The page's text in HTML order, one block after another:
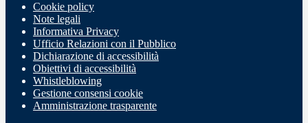
Cookie policy
Note legali
Informativa Privacy
Ufficio Relazioni con il Pubblico
Dichiarazione di accessibilità
Obiettivi di accessibilità
Whistleblowing
Gestione consensi cookie
Amministrazione trasparente